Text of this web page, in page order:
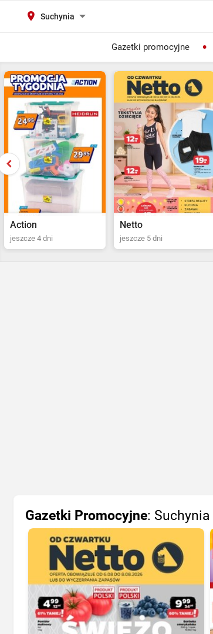
Suchynia
Gazetki promocyjne
Action
jeszcze 4 dni
Netto
jeszcze 5 dni
Gazetki Promocyjne: Suchynia